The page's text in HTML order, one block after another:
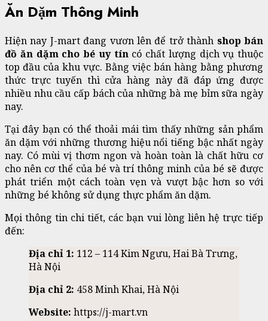
Ăn Dặm Thông Minh
Hiện nay J-mart đang vươn lên để trở thành shop bán
đồ ăn dặm cho bé uy tín có chất lượng dịch vụ thuộc
top đầu của khu vực. Bằng việc bán hàng bằng phương
thức trực tuyến thì cửa hàng này đã đáp ứng được
nhiều nhu cầu cấp bách của những bà mẹ bỉm sữa ngày
nay.
Tại đây bạn có thể thoải mái tìm thấy những sản phẩm
ăn dặm với những thương hiệu nổi tiếng bậc nhất ngày
nay. Có mùi vị thơm ngon và hoàn toàn là chất hữu cơ
cho nên cơ thể của bé và trí thông minh của bé sẽ được
phát triển một cách toàn vẹn và vượt bậc hơn so với
những bé không sử dụng thực phẩm ăn dặm.
Mọi thông tin chi tiết, các bạn vui lòng liên hệ trực tiếp
đến:
Địa chỉ 1: 112 – 114 Kim Ngưu, Hai Bà Trưng,
Hà Nội
Địa chỉ 2: 458 Minh Khai, Hà Nội
Website: https://j-mart.vn